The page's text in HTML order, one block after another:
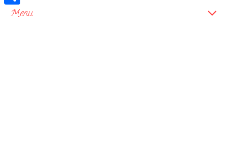
Menu
Teilen